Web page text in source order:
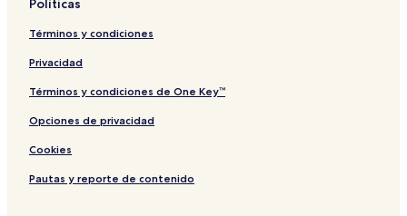
Políticas
Términos y condiciones
Privacidad
Términos y condiciones de One Key™
Opciones de privacidad
Cookies
Pautas y reporte de contenido